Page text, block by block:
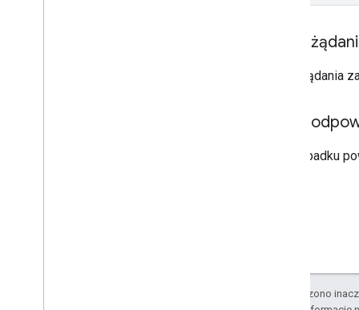
Treść
Treść żądania
Treść
W przypadku
O ile nie stwierdzono